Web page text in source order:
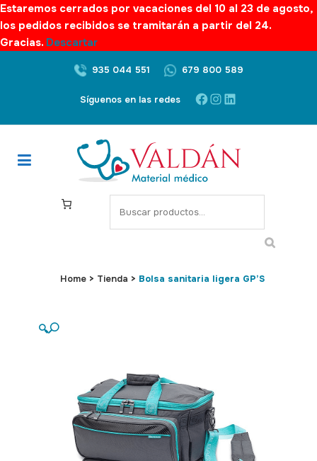
Estaremos cerrados por vacaciones del 10 al 23 de agosto,
los pedidos recibidos se tramitarán a partir del 24.
Gracias. Descartar
935 044 551 679 800 589
Síguenos en las redes Facebook
Instagram
LinkedIn
S
e
Home > Tienda > Bolsa sanitaria ligera GP’S
🔍